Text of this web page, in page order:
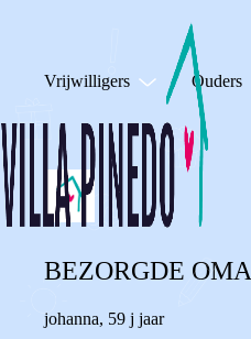
Vrijwilligers Ouders
BEZORGDE OMA
johanna, 59 j jaar